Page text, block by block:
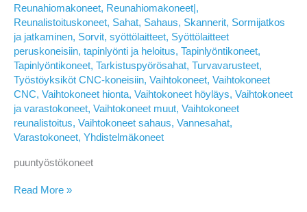
Reunahiomakoneet, Reunahiomakoneet| ,
Reunalistoituskoneet, Sahat, Sahaus, Skannerit, Sormijatkos
ja jatkaminen, Sorvit, syöttölaitteet, Syöttölaitteet
peruskoneisiin, tapinlyönti ja heloitus, Tapinlyöntikoneet,
Tapinlyöntikoneet, Tarkistuspyörösahat, Turvavarusteet,
Työstöyksiköt CNC-koneisiin, Vaihtokoneet, Vaihtokoneet
CNC, Vaihtokoneet hionta, Vaihtokoneet höyläys, Vaihtokoneet
ja varastokoneet, Vaihtokoneet muut, Vaihtokoneet
reunalistoitus, Vaihtokoneet sahaus, Vannesahat,
Varastokoneet, Yhdistelmäkoneet
puuntyöstökoneet
Jouni
Read More »